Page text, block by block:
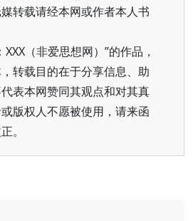
转载请经本网或作者本人书
（非爱思想网）”的作品，
转载目的在于分享信息、助
表本网赞同其观点和对其真
版权人不愿被使用，请来函
。